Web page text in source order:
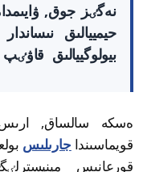
نەگٸز جوق,
حيمييالىق
بيولوگييالىق
ەسكە سالساق, ارىس
قويماسىندا جارىلىس
قورعانىس